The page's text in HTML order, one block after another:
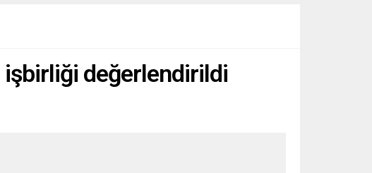
işbirliği değerlendirildi